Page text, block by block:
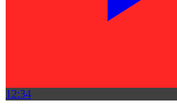
12:34